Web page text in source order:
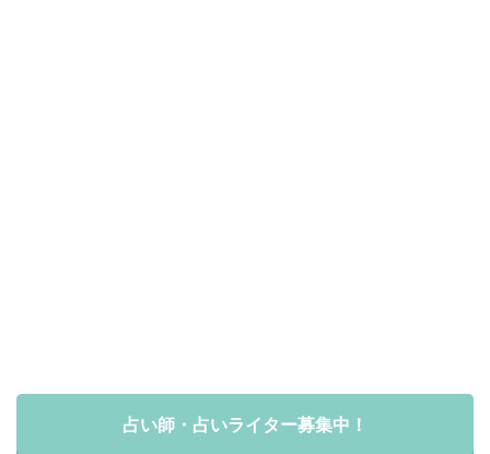
占い師・占いライター募集中！